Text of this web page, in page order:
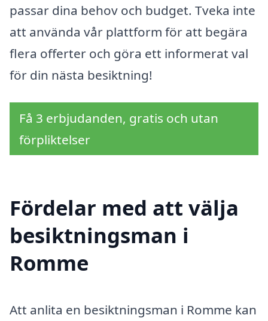
passar dina behov och budget. Tveka inte
att använda vår plattform för att begära
flera offerter och göra ett informerat val
för din nästa besiktning!
Få 3 erbjudanden, gratis och utan
förpliktelser
Fördelar med att välja
besiktningsman i
Romme
Att anlita en besiktningsman i Romme kan